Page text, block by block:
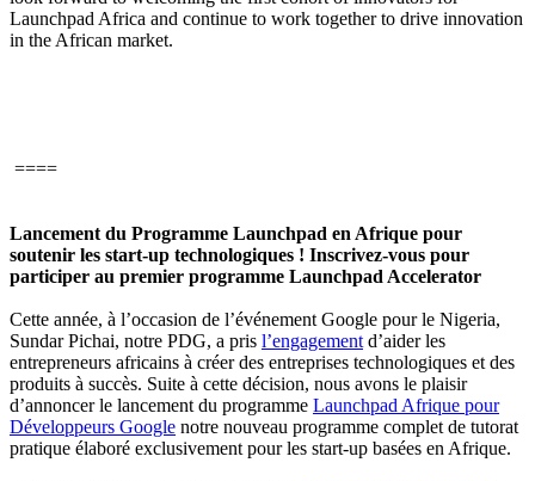
Launchpad Africa and continue to work together to drive innovation
in the African market.
====
Lancement du Programme Launchpad en Afrique pour
soutenir les start-up technologiques ! Inscrivez-vous pour
participer au premier programme Launchpad Accelerator
Cette année, à l’occasion de l’événement Google pour le Nigeria,
Sundar Pichai, notre PDG, a pris l’engagementd’aider les
entrepreneurs africains à créer des entreprises technologiques et des
produits à succès. Suite à cette décision, nous avons le plaisir
d’annoncer le lancement du programme Launchpad Afrique pour
Développeurs Google notre nouveau programme complet de tutorat
pratique élaboré exclusivement pour les start-up basées en Afrique.